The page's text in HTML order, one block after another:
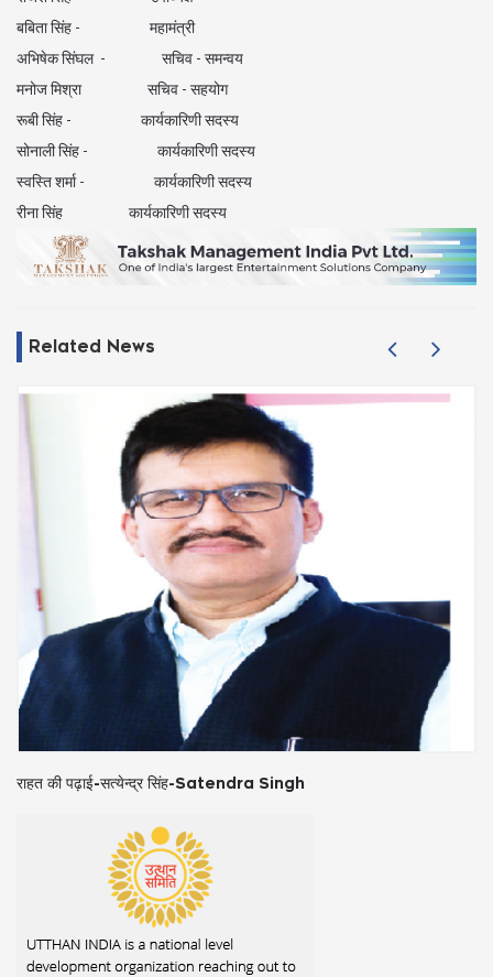
बबिता सिंह - महामंत्री
अभिषेक सिंघल - सचिव - समन्वय
मनोज मिश्रा सचिव - सहयोग
रूबी सिंह - कार्यकारिणी सदस्य
सोनाली सिंह - कार्यकारिणी सदस्य
स्वस्ति शर्मा - कार्यकारिणी सदस्य
रीना सिंह कार्यकारिणी सदस्य
Related News
राहत की पढ़ाई-सत्येन्द्र सिंह-Satendra Singh